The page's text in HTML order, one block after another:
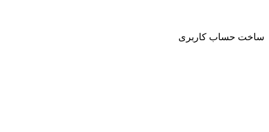
ساخت حساب کاربری